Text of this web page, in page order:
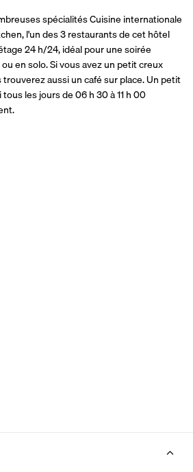
spécialités Cuisine internationale
l'un des 3 restaurants de cet hôtel
24 h/24, idéal pour une soirée
en solo. Si vous avez un petit creux
aussi un café sur place. Un petit
les jours de 06 h 30 à 11 h 00